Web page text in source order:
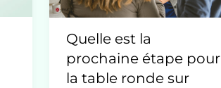
Quelle est la
prochaine étape pour
la table ronde sur